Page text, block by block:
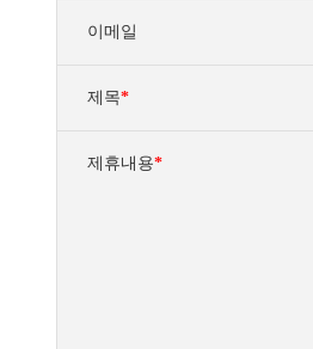
이메일
제목*
제휴내용*